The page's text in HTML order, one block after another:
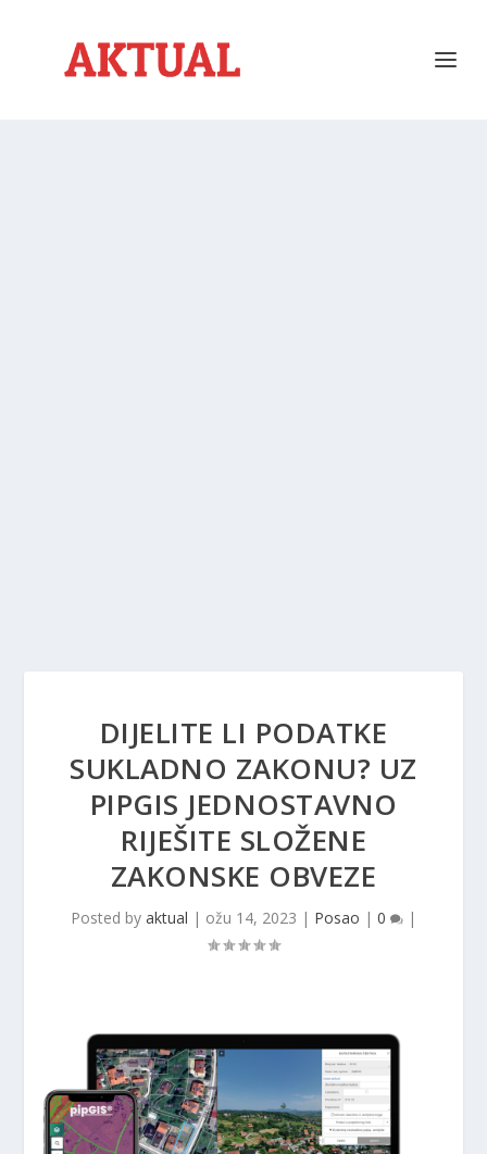
DIJELITE LI PODATKE
SUKLADNO ZAKONU? UZ
PIPGIS JEDNOSTAVNO
RIJEŠITE SLOŽENE
ZAKONSKE OBVEZE
Posted by aktual | ožu 14, 2023 | Posao | 0 |